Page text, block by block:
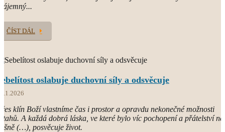
ČÍST DÁL
oslabuje duchovní síly a odsvěcuje
klín Boží vlastníme čas i prostor a opravdu nekonečné možnosti
A každá dobrá láska, ve které bylo víc pochopení a přátelství
(…), posvěcuje život.